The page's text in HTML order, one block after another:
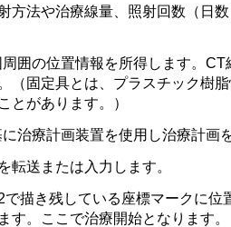
方法や治療線量、照射回数（日
囲の位置情報を所得します。
（固定具とは、プラスチック樹
とがあります。）
治療計画装置を使用し治療計画
転送または入力します。
描き残している座標マークに位
す。ここで治療開始となります。